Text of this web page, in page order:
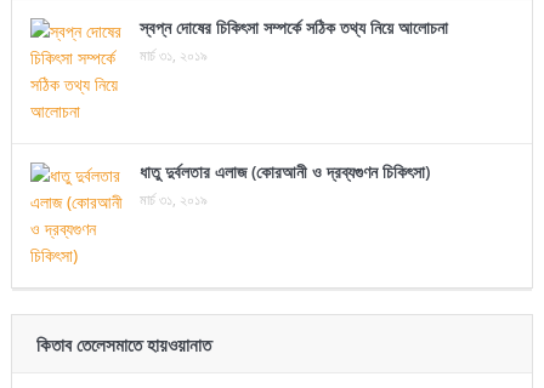
স্বপ্ন দোষের চিকিৎসা সম্পর্কে সঠিক তথ্য নিয়ে আলোচনা
মার্চ ৩১, ২০১৯
ধাতু দুর্বলতার এলাজ (কোরআনী ও দ্রব্যগুণন চিকিৎসা)
মার্চ ৩১, ২০১৯
কিতাব তেলেসমাতে হায়ওয়ানাত